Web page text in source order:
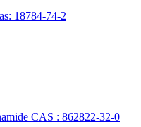
18784-74-2
CAS : 862822-32-0